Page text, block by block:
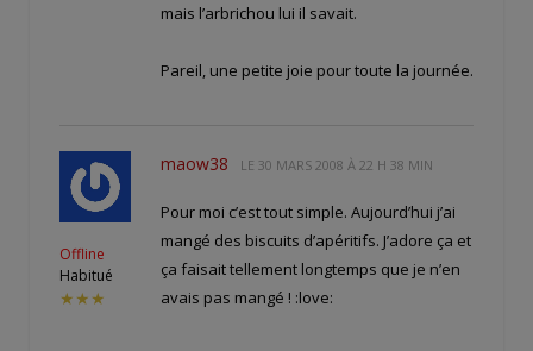
mais l’arbrichou lui il savait.
Pareil, une petite joie pour toute la journée.
Offline
Habitué
★★★
maow38 LE 30 MARS 2008 À 22 H 38 MIN
Pour moi c’est tout simple. Aujourd’hui j’ai
mangé des biscuits d’apéritifs. J’adore ça et
ça faisait tellement longtemps que je n’en
avais pas mangé ! :love: